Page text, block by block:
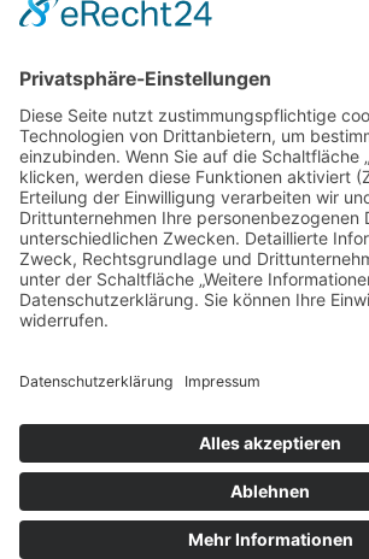
Neueste Beiträge
Wenn Vögel Energie brauchen: Was
Renovieren ohne Stress: So sparst du
robusten Boden
Verborgene Risiken und echte Chancen:
Einsatz externer Hilfe bei
musst
Schlagwörter
Entpannung
Garten Gesundheit Gläser Haustiere
Sport
Datenschutz